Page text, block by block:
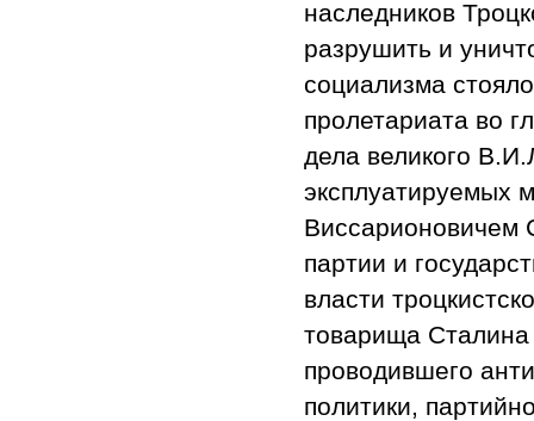
наследников
разрушить и
социализма
пролетариата во
дела великого
эксплуатируемых
Виссарионовичем
партии и
власти
товарища
проводившего
политики,